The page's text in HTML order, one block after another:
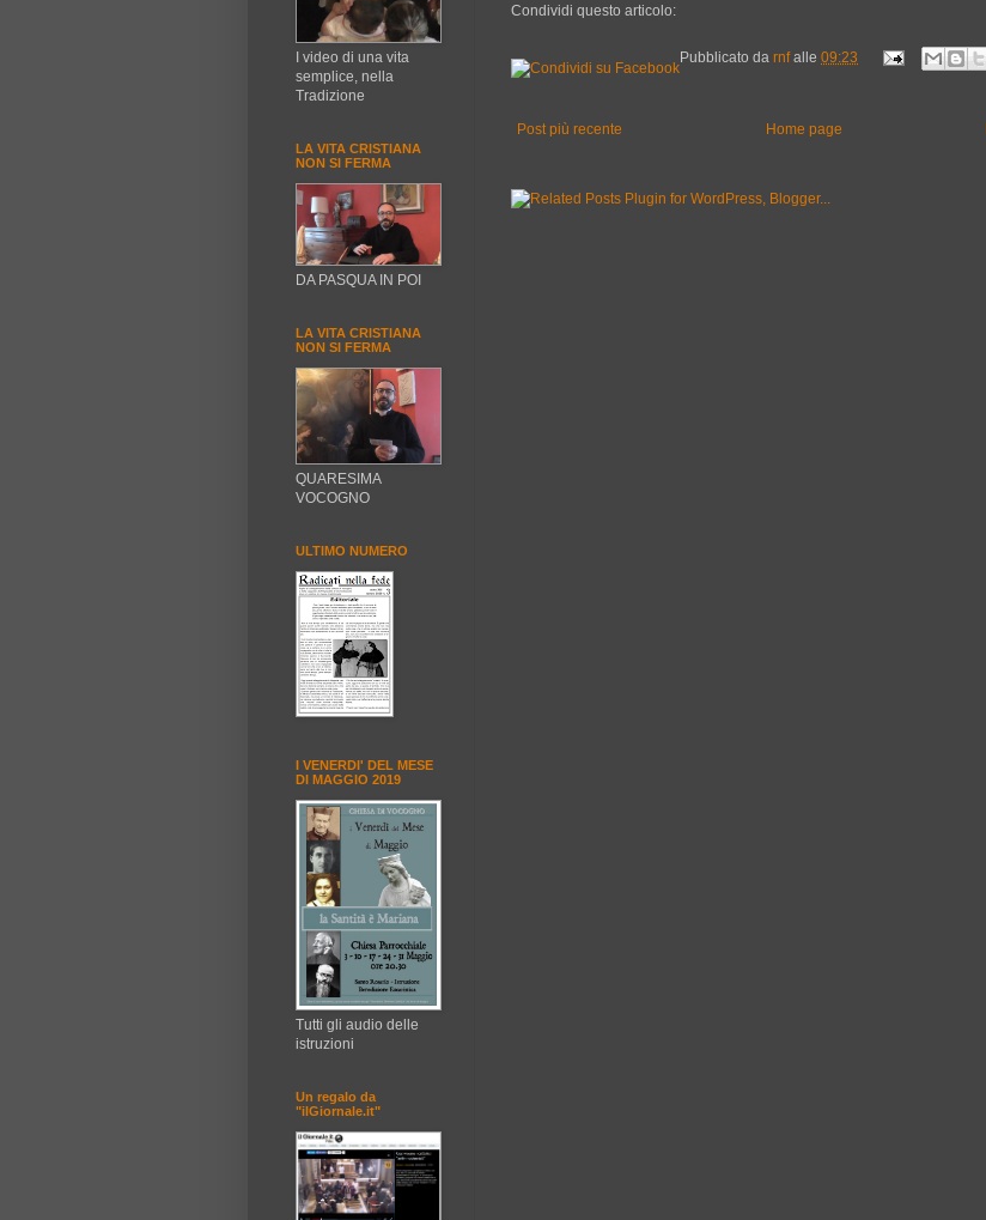
Condividi questo articolo:
Pubblicato da rnfalle 09:23
Post più recente Home page
I video di una vita
semplice, nella
Tradizione
LA VITA CRISTIANA
NON SI FERMA
DA PASQUA IN POI
LA VITA CRISTIANA
NON SI FERMA
QUARESIMA
VOCOGNO
ULTIMO NUMERO
I VENERDI' DEL MESE
DI MAGGIO 2019
Tutti gli audio delle
istruzioni
Un regalo da
"ilGiornale.it"